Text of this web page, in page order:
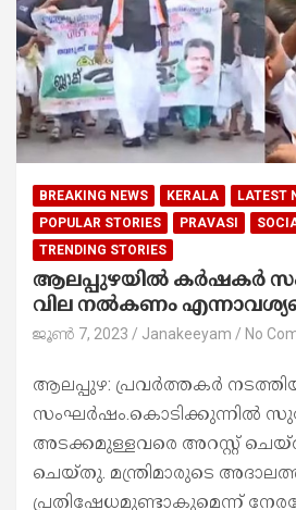
BREAKING NEWS KERALA LATEST
POPULAR STORIES
PRAVASI
TRENDING STORIES
ആലപ്പുഴയിൽ കർഷകർ
വില നൽകണം
ജൂൺ 7, 2023 Janakeeyam No
ആലപ്പുഴ: പ്രവർത്തകർ നടത്തിയ
സംഘർഷം.കൊടിക്കുന്നിൽ
അടക്കമുള്ളവരെ അറസ്റ്റ്
ചെയ്തു. മന്ത്രിമാരുടെ
പ്രതിഷേധമുണ്ടാകുമെന്ന്